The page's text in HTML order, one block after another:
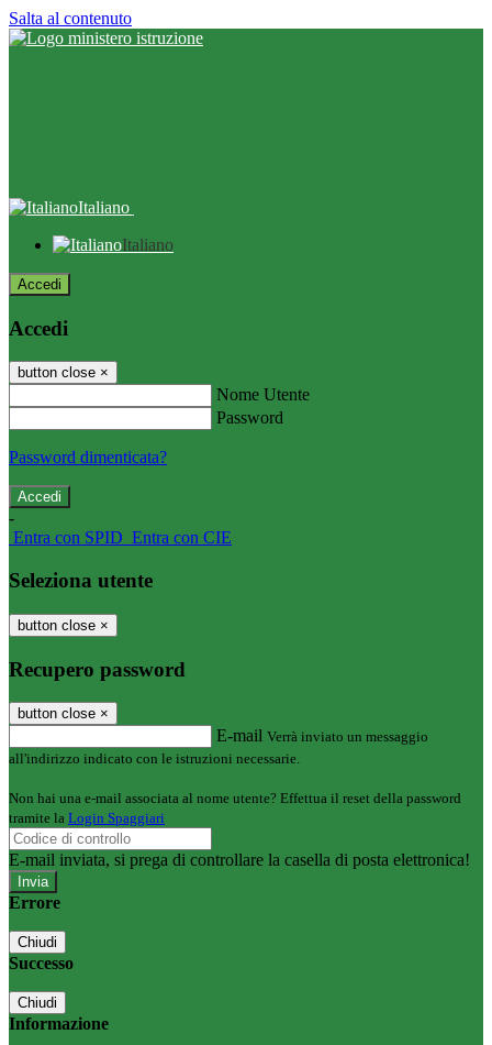
Salta al contenuto
Italiano
Italiano
Accedi
Accedi
button close ×
Nome Utente
Password
Password dimenticata?
-
Entra con SPID Entra con CIE
Seleziona utente
button close ×
Recupero password
button close ×
E-mail Verrà inviato un messaggio
all'indirizzo indicato con le istruzioni necessarie.
Non hai una e-mail associata al nome utente? Effettua il reset della password
tramite la Login Spaggiari
E-mail inviata, si prega di controllare la casella di posta elettronica!
Errore
Chiudi
Successo
Chiudi
Informazione